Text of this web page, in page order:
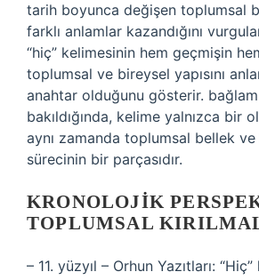
tarih boyunca değişen toplumsal
farklı anlamlar kazandığını
“hiç” kelimesinin hem geçmişin
toplumsal ve bireysel yapısını
anahtar olduğunu gösterir.
bakıldığında, kelime yalnızca bir
aynı zamanda toplumsal bellek
sürecinin bir parçasıdır.
KRONOLOJIK
TOPLUMSAL
– 11. yüzyıl – Orhun Yazıtları: